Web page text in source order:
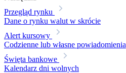
Przegląd rynku
Dane o rynku walut w skrócie
Alert kursowy
Codzienne lub własne powiadomienia
Święta bankowe
Kalendarz dni wolnych